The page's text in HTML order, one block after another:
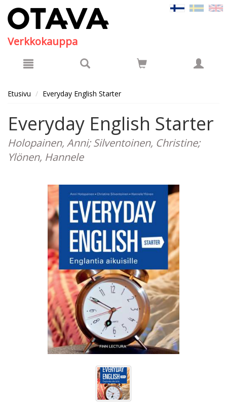
Verkkokauppa
Etusivu Everyday English Starter
Everyday English Starter
Holopainen, Anni; Silventoinen, Christine;
Ylönen, Hannele